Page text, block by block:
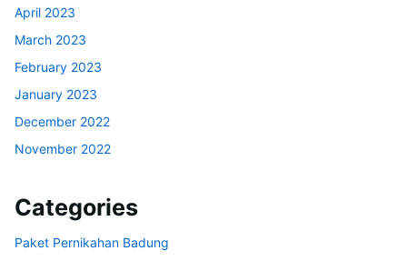
April 2023
March 2023
February 2023
January 2023
December 2022
November 2022
Categories
Paket Pernikahan Badung